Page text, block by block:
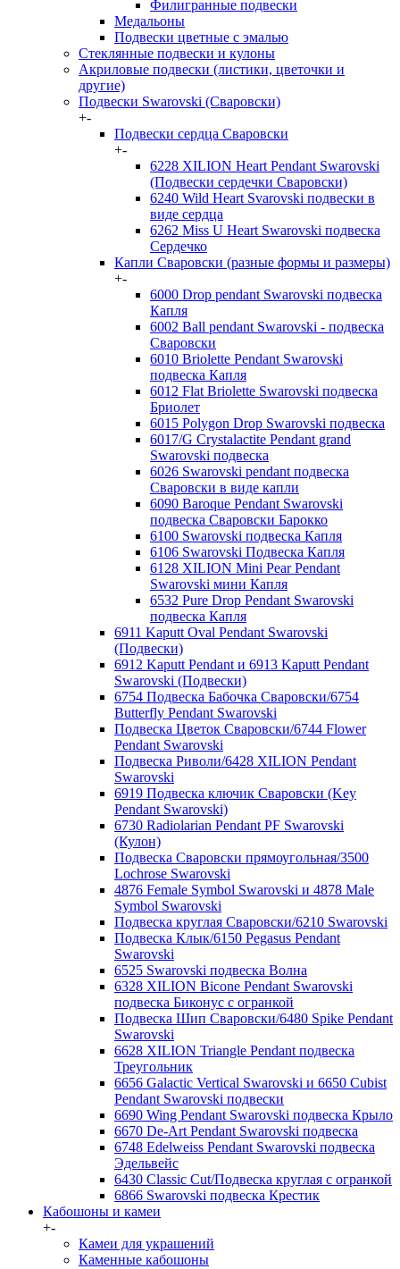
Филигранные подвески
Медальоны
Подвески цветные с эмалью
Стеклянные подвески и кулоны
Акриловые подвески (листики, цветочки и
другие)
Подвески Swarovski (Сваровски)
+-
Подвески сердца Сваровски
+-
6228 XILION Heart Pendant Swarovski
(Подвески сердечки Сваровски)
6240 Wild Heart Svarovski подвески в
виде сердца
6262 Miss U Heart Swarovski подвеска
Сердечко
Капли Сваровски (разные формы и размеры)
+-
6000 Drop pendant Swarovski подвеска
Капля
6002 Ball pendant Swarovski - подвеска
Сваровски
6010 Briolette Pendant Swarovski
подвеска Капля
6012 Flat Briolette Swarovski подвеска
Бриолет
6015 Polygon Drop Swarovski подвеска
6017/G Crystalactite Pendant grand
Swarovski подвеска
6026 Swarovski pendant подвеска
Сваровски в виде капли
6090 Baroque Pendant Swarovski
подвеска Сваровски Барокко
6100 Swarovski подвеска Капля
6106 Swarovski Подвеска Капля
6128 XILION Mini Pear Pendant
Swarovski мини Капля
6532 Pure Drop Pendant Swarovski
подвеска Капля
6911 Kaputt Oval Pendant Swarovski
(Подвески)
6912 Kaputt Pendant и 6913 Kaputt Pendant
Swarovski (Подвески)
6754 Подвеска Бабочка Сваровски/6754
Butterfly Pendant Swarovski
Подвеска Цветок Сваровски/6744 Flower
Pendant Swarovski
Подвеска Риволи/6428 XILION Pendant
Swarovski
6919 Подвеска ключик Сваровски (Key
Pendant Swarovski)
6730 Radiolarian Pendant PF Swarovski
(Кулон)
Подвеска Сваровски прямоугольная/3500
Lochrose Swarovski
4876 Female Symbol Swarovski и 4878 Male
Symbol Swarovski
Подвеска круглая Сваровски/6210 Swarovski
Подвеска Клык/6150 Pegasus Pendant
Swarovski
6525 Swarovski подвеска Волна
6328 XILION Bicone Pendant Swarovski
подвеска Биконус c огранкой
Подвеска Шип Сваровски/6480 Spike Pendant
Swarovski
6628 XILION Triangle Pendant подвеска
Треугольник
6656 Galactic Vertical Swarovski и 6650 Cubist
Pendant Swarovski подвески
6690 Wing Pendant Swarovski подвеска Крыло
6670 De-Art Pendant Swarovski подвеска
6748 Edelweiss Pendant Swarovski подвеска
Эдельвейс
6430 Classic Cut/Подвеска круглая с огранкой
6866 Swarovski подвеска Крестик
Кабошоны и камеи
+-
Камеи для украшений
Каменные кабошоны